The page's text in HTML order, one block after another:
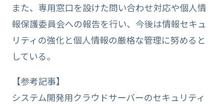
また、専用窓口を設けた問い合わせ対応や個人情
報保護委員会への報告を行い、今後は情報セキュ
リティの強化と個人情報の厳格な管理に努めると
している。
【参考記事】
システム開発用クラウドサーバーのセキュリティ